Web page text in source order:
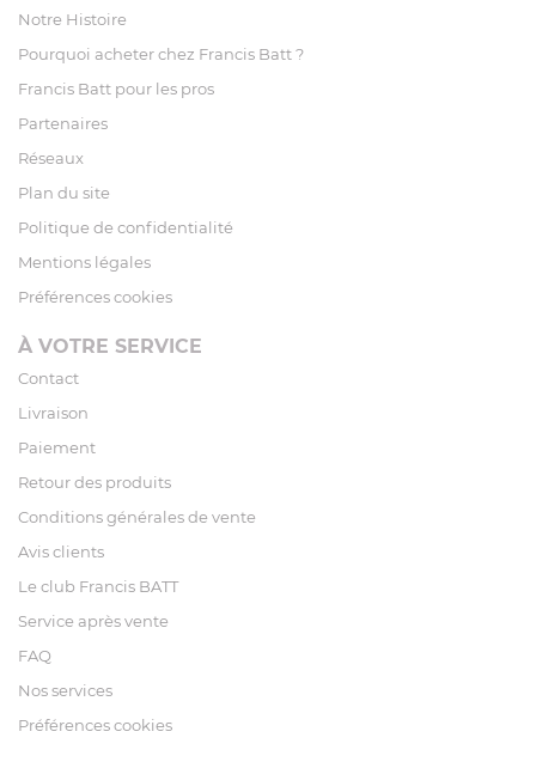
Notre Histoire
Pourquoi acheter chez Francis Batt ?
Francis Batt pour les pros
Partenaires
Réseaux
Plan du site
Politique de confidentialité
Mentions légales
Préférences cookies
À VOTRE SERVICE
Contact
Livraison
Paiement
Retour des produits
Conditions générales de vente
Avis clients
Le club Francis BATT
Service après vente
FAQ
Nos services
Préférences cookies